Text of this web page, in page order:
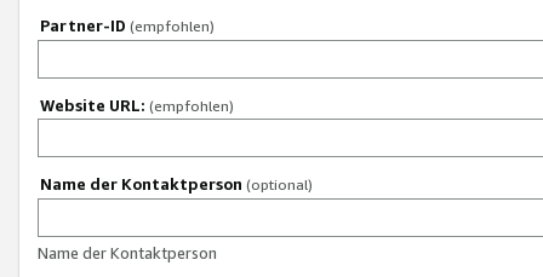
Partner-ID (empfohlen)
Website URL: (empfohlen)
Name der Kontaktperson (optional)
Name der Kontaktperson